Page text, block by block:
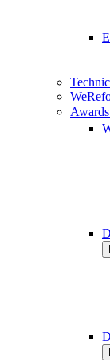
Awards